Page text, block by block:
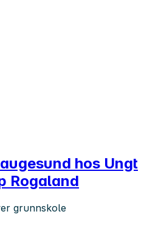
hos Ungt
Rogaland
grunnskole